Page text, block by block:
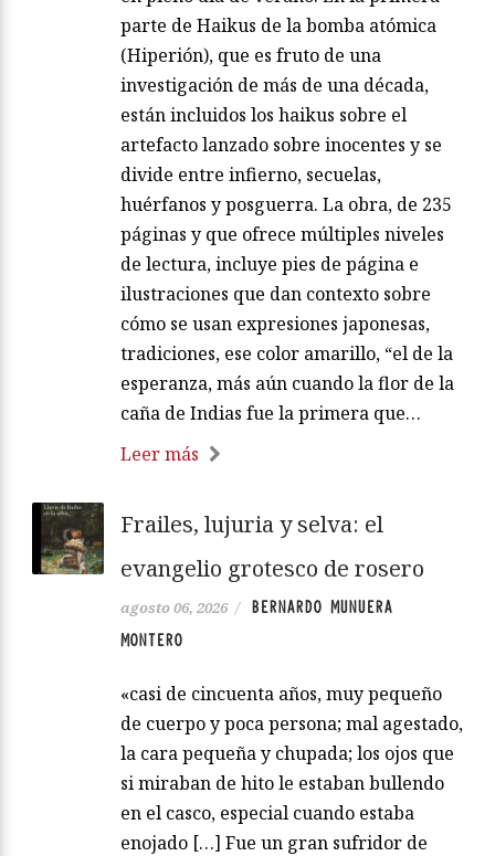
parte de Haikus de la bomba atómica
(Hiperión), que es fruto de una
investigación de más de una década,
están incluidos los haikus sobre el
artefacto lanzado sobre inocentes y se
divide entre infierno, secuelas,
huérfanos y posguerra. La obra, de 235
páginas y que ofrece múltiples niveles
de lectura, incluye pies de página e
ilustraciones que dan contexto sobre
cómo se usan expresiones japonesas,
tradiciones, ese color amarillo, “el de la
esperanza, más aún cuando la flor de la
caña de Indias fue la primera que…
Leer más
Frailes, lujuria y selva: el
evangelio grotesco de rosero
agosto 06, 2026 /
BERNARDO MUNUERA
MONTERO
«casi de cincuenta años, muy pequeño
de cuerpo y poca persona; mal agestado,
la cara pequeña y chupada; los ojos que
si miraban de hito le estaban bullendo
en el casco, especial cuando estaba
enojado […] Fue un gran sufridor de